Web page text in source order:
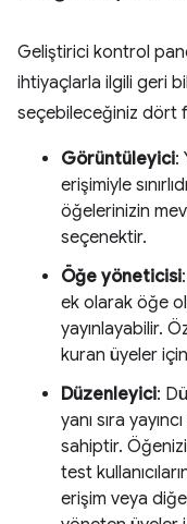
Geliştirici kontrol
ihtiyaçlarla ilgili geri
seçebileceğiniz dört
Görüntüleyici:
erişimiyle
öğelerinizin
seçenektir.
Öğe yöneticisi
ek olarak öğe
yayınlayabilir.
kuran üyeler
Düzenleyici:
yanı sıra
sahiptir.
test
erişim veya